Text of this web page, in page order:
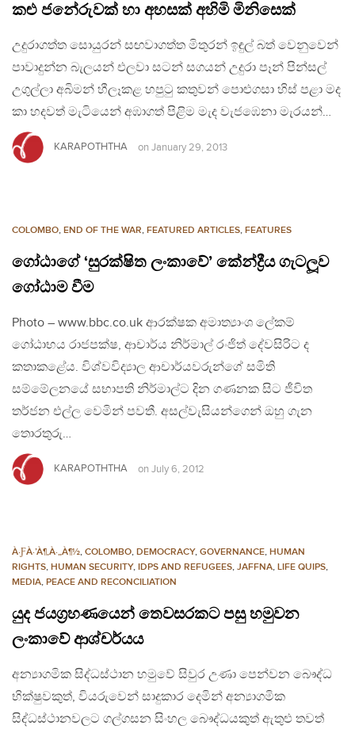
කළු ජනේරුවක් හා අහසක් අහිමි මිනිසෙක්
උදුරාගත්ත සොයුරන් සඟවාගත්ත මිතුරන් ඉඳුල් බත් වෙනුවෙන්
පාවාදුන්න බැලයන් එලවා සටන් සගයන් උදුරා පෑන් පින්සල්
උගුල්ලා අබිමන් හීලෑකළ හපුටු කතුවන් පොළුගසා හිස් පළා මද
කා හදවත් මැටියෙන් අඹාගත් පිළිම මැද වැජඹෙනා මැරයන්…
KARAPOTHTHA on January 29, 2013
COLOMBO, END OF THE WAR, FEATURED ARTICLES, FEATURES
ගෝඨාගේ ‘සුරක්ෂිත ලංකාවේ’ කේන්ද්‍රීය ගැටලූව
ගෝඨාම වීම
Photo – www.bbc.co.uk ආරක්ෂක අමාත්‍යාංශ ලේකම්
ගෝඨාභය රාජපක්ෂ, ආචාර්ය නිර්මාල් රංජිත් දේවසිරිට ද
කතාකළේය. විශ්වවිද්‍යාල ආචාර්යවරුන්ගේ සමිති
සම්මේලනයේ සභාපති නිර්මාල්ට දින ගණනක සිට ජීවිත
තර්ජන එල්ල වෙමින් පවතී. අසල්වැසියන්ගෙන් ඔහු ගැන
තොරතුරු…
KARAPOTHTHA on July 6, 2012
À·ƑÀ·’À¶‚À·„À¶½, COLOMBO, DEMOCRACY, GOVERNANCE, HUMAN
RIGHTS, HUMAN SECURITY, IDPS AND REFUGEES, JAFFNA, LIFE QUIPS,
MEDIA, PEACE AND RECONCILIATION
යුද ජයග්‍රහණයෙන් තෙවසරකට පසු හමුවන
ලංකාවේ ආශ්චර්යය
අන්‍යාගමික සිද්ධස්ථාන හමුවේ සිවුර උණා පෙන්වන බෞද්ධ
භික්ෂුවකුත්, වියරුවෙන් සාදුකාර දෙමින් අන්‍යාගමික
සිද්ධස්ථානවලට ගල්ගසන සිංහල බෞද්ධයකුත් ඇතුළු තවත්